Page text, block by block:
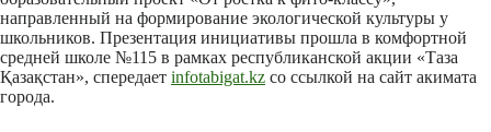
направленный на формирование экологической культуры у
школьников. Презентация инициативы прошла в комфортной
средней школе №115 в рамках республиканской акции «Таза
Қазақстан», спередает infotabigat.kz со ссылкой на сайт акимата
города.